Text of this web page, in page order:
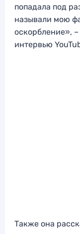
попадала под
называли мою
оскорбление»,
интервью
Также она